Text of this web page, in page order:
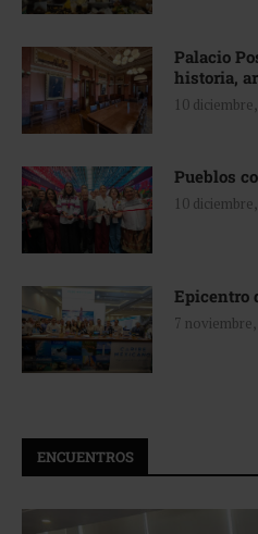
Palacio
historia,
10
Pueblos
10
Epicentro
7 noviembre,
ENCUENTROS